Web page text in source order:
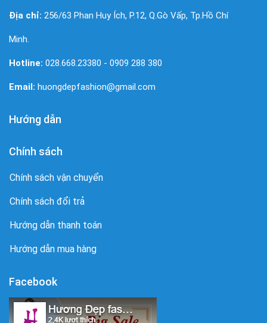
Địa chỉ: 256/63 Phan Huy Ích, P.12, Q.Gò Vấp, Tp.Hồ Chí
Minh.
Hotline: 028.668.23380 - 0909 288 380
Email: huongdepfashion@gmail.com
Hướng dẫn
Chính sách
Chính sách vận chuyển
Chính sách đổi trả
Hướng dẫn thanh toán
Hướng dẫn mua hàng
Facebook